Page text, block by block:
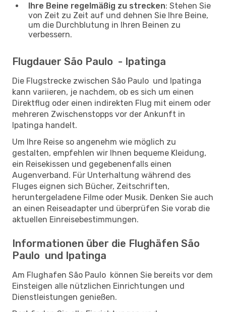
Ihre Beine regelmäßig zu strecken: Stehen Sie
von Zeit zu Zeit auf und dehnen Sie Ihre Beine,
um die Durchblutung in Ihren Beinen zu
verbessern.
Flugdauer São Paulo - Ipatinga
Die Flugstrecke zwischen São Paulo und Ipatinga
kann variieren, je nachdem, ob es sich um einen
Direktflug oder einen indirekten Flug mit einem oder
mehreren Zwischenstopps vor der Ankunft in
Ipatinga handelt.
Um Ihre Reise so angenehm wie möglich zu
gestalten, empfehlen wir Ihnen bequeme Kleidung,
ein Reisekissen und gegebenenfalls einen
Augenverband. Für Unterhaltung während des
Fluges eignen sich Bücher, Zeitschriften,
heruntergeladene Filme oder Musik. Denken Sie auch
an einen Reiseadapter und überprüfen Sie vorab die
aktuellen Einreisebestimmungen.
Informationen über die Flughäfen São
Paulo und Ipatinga
Am Flughafen São Paulo können Sie bereits vor dem
Einsteigen alle nützlichen Einrichtungen und
Dienstleistungen genießen.